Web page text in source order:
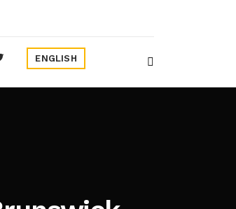
ENGLISH